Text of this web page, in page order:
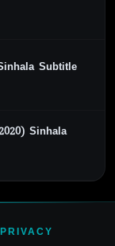
Subtitle
Sinhala
PRIVACY